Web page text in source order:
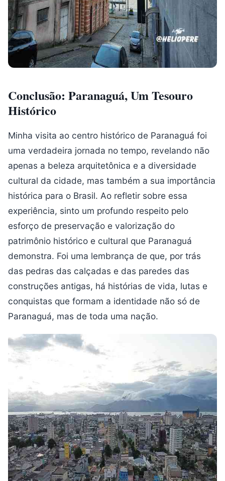
Conclusão: Paranaguá, Um Tesouro
Histórico
Minha visita ao centro histórico de Paranaguá foi
uma verdadeira jornada no tempo, revelando não
apenas a beleza arquitetônica e a diversidade
cultural da cidade, mas também a sua importância
histórica para o Brasil. Ao refletir sobre essa
experiência, sinto um profundo respeito pelo
esforço de preservação e valorização do
patrimônio histórico e cultural que Paranaguá
demonstra. Foi uma lembrança de que, por trás
das pedras das calçadas e das paredes das
construções antigas, há histórias de vida, lutas e
conquistas que formam a identidade não só de
Paranaguá, mas de toda uma nação.